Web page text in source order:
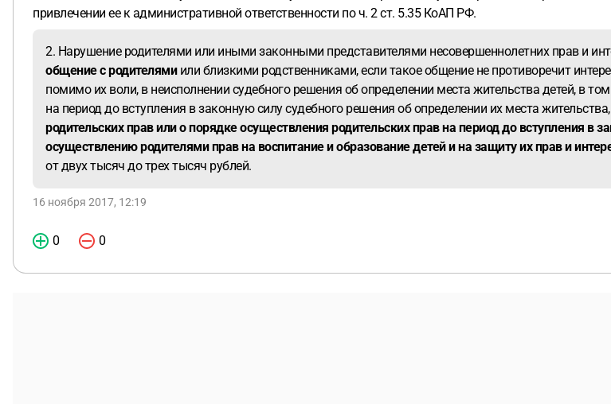
привлечении ее к административной ответственности по ч. 2 ст. 5.35 КоАП РФ.
2. Нарушение родителями или иными законными представителями несовершеннолетних прав и
общение с родителямиили близкими родственниками, если такое общение не противоречит
помимо их воли, в неисполнении судебного решения об определении места жительства детей, в
на период до вступления в законную силу судебного решения об определении их места жительства,
родительских прав или о порядке осуществления родительских прав на период до вступления в
осуществлению родителями прав на воспитание и образование детей и на защиту их прав и
от двух тысяч до трех тысяч рублей.
16 ноября 2017, 12:19
0 0